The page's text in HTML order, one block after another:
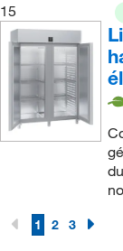
15
1 2 3